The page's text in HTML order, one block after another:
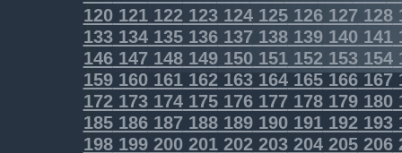
120121122123124125126127 128
133134135136137138139140 141
146147148149150151152153154
159160161162163164165166167
172173174175176177178179180
185186187188189190191192193
198199200201202203204205206